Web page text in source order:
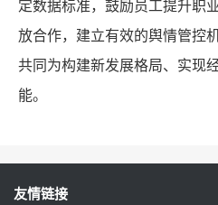
定数据标准，鼓励员工提升职
放合作，建立有效的舆情管控
共同为构建新发展格局、实现
能。
友情链接